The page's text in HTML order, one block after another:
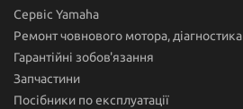
Сервіс Yamaha
Ремонт човнового мотора, діагностика
Гарантійні зобов'язання
Запчастини
Посібники по експлуатації